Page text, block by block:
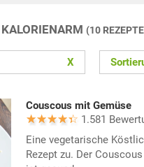
(10
X
Couscous mit Gemüse
1.581
Eine vegetarische
Rezept zu. Der